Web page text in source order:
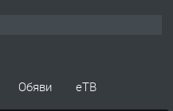
Обяви
еТВ